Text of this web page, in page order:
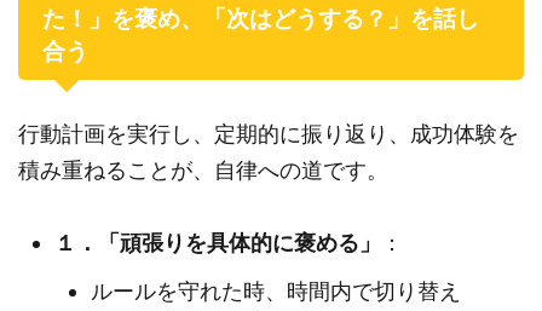
た！」を褒め、「次はどうする？」を話し
合う
行動計画を実行し、定期的に振り返り、成功体験を
積み重ねることが、自律への道です。
１．「頑張りを具体的に褒める」
：
ルールを守れた時、時間内で切り替え